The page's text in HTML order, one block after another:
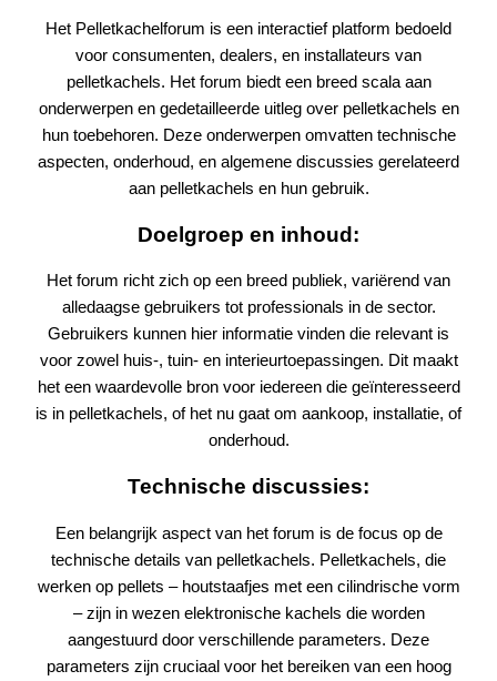
Het Pelletkachelforum is een interactief platform bedoeld
voor consumenten, dealers, en installateurs van
pelletkachels. Het forum biedt een breed scala aan
onderwerpen en gedetailleerde uitleg over pelletkachels en
hun toebehoren. Deze onderwerpen omvatten technische
aspecten, onderhoud, en algemene discussies gerelateerd
aan pelletkachels en hun gebruik.
Doelgroep en inhoud:
Het forum richt zich op een breed publiek, variërend van
alledaagse gebruikers tot professionals in de sector.
Gebruikers kunnen hier informatie vinden die relevant is
voor zowel huis-, tuin- en interieurtoepassingen. Dit maakt
het een waardevolle bron voor iedereen die geïnteresseerd
is in pelletkachels, of het nu gaat om aankoop, installatie, of
onderhoud​.
Technische discussies:
Een belangrijk aspect van het forum is de focus op de
technische details van pelletkachels. Pelletkachels, die
werken op pellets – houtstaafjes met een cilindrische vorm
– zijn in wezen elektronische kachels die worden
aangestuurd door verschillende parameters. Deze
parameters zijn cruciaal voor het bereiken van een hoog